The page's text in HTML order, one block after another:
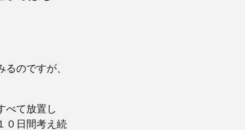
のですが、
べて放置し
０日間考え続